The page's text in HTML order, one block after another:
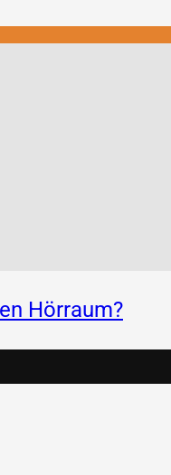
Hörraum?